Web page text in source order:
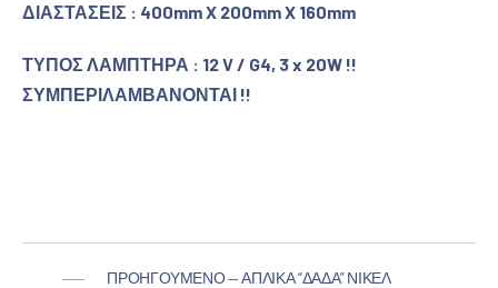
ΔΙΑΣΤΑΣΕΙΣ : 400mm X 200mm X 160mm
ΤΥΠΟΣ ΛΑΜΠΤΗΡΑ : 12 V / G4, 3 x 20W !!
ΣΥΜΠΕΡΙΛΑΜΒΑΝΟΝΤΑΙ !!
ΠΡΟΗΓΟΎΜΕΝΟ — ΑΠΛΊΚΑ “ΔΆΔΑ” ΝΊΚΕΛ